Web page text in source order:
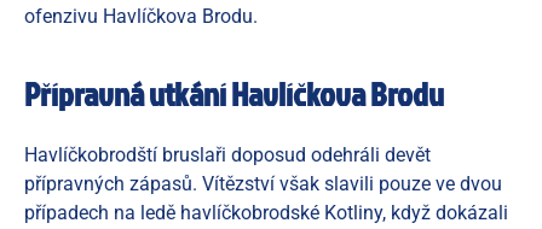
ofenzivu Havlíčkova Brodu.
Přípravná utkání Havlíčkova Brodu
Havlíčkobrodští bruslaři doposud odehráli devět
přípravných zápasů. Vítězství však slavili pouze ve dvou
případech na ledě havlíčkobrodské Kotliny, když dokázali